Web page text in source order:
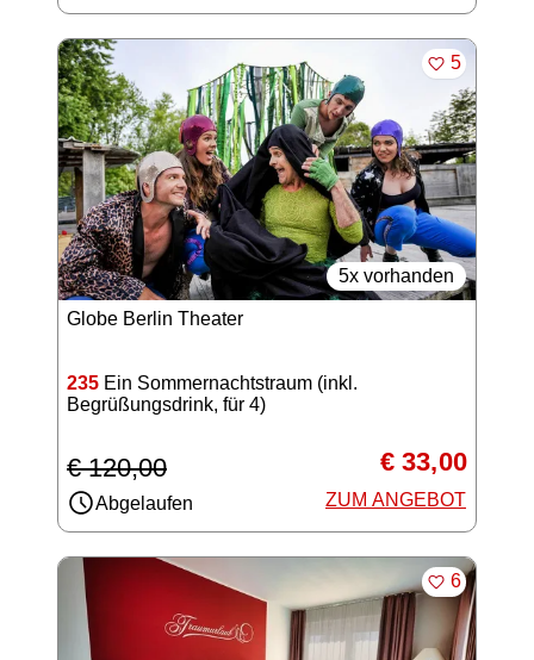
5x vorhanden
MERKEN
5
Globe Berlin Theater
235 Ein Sommernachtstraum (inkl.
Begrüßungsdrink, für 4)
€ 120,00
Abgelaufen
€ 33,00
ZUM ANGEBOT
MERKEN
6